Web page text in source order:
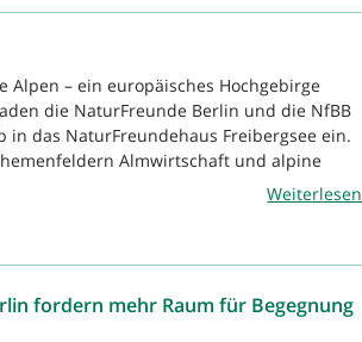
Alpen – ein europäisches Hochgebirge
die NaturFreunde Berlin und die NfBB
in das NaturFreundehaus Freibergsee ein.
Almwirtschaft und alpine
Weiterlesen
fordern mehr Raum für Begegnung